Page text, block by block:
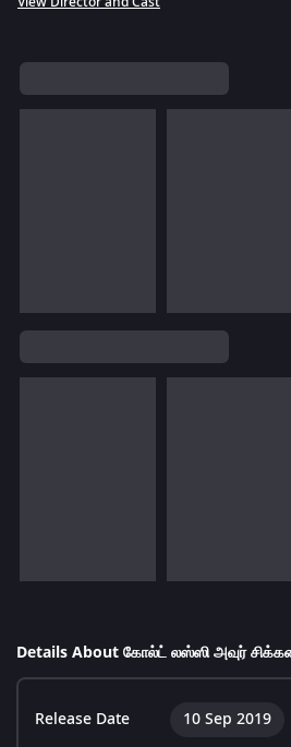
Details About கோல்ட் லஸ்ஸி அவுர்
Release Date 10 Sep 2019